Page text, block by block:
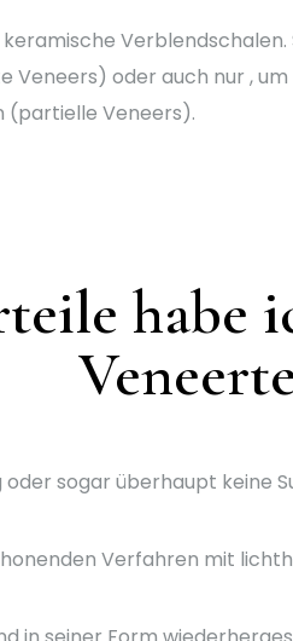
Verblendschalen.
oder auch nur ,
(partielle Veneers).
habe
sogar überhaupt keine
Verfahren mit